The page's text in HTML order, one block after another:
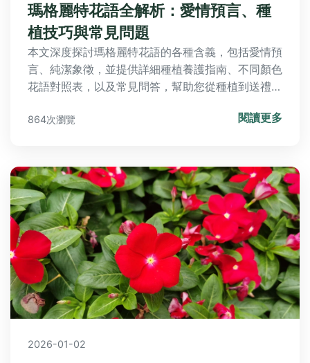
瑪格麗特花語全解析：愛情預言、種
植技巧與常見問題
本文深度探討瑪格麗特花語的各種含義，包括愛情預
言、純潔象徵，並提供詳細種植養護指南、不同顏色
花語對照表，以及常見問答，幫助您從種植到送禮全
花語迷，都能找到實用資訊。
864次瀏覽 閱讀更多
2026-01-02